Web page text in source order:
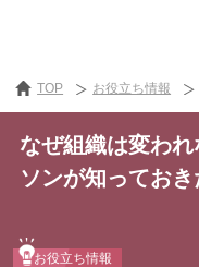
TOP お役立ち情報
なぜ組織は変わ
ソンが知っておき
お役立ち情報